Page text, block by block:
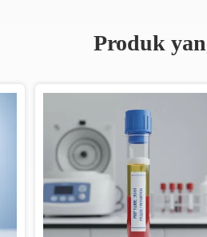
Produk